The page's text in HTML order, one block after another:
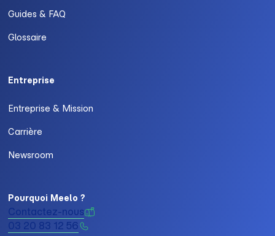
Guides & FAQ
Glossaire
Entreprise
Entreprise & Mission
Carrière
Newsroom
Pourquoi Meelo ?
Contactez-nous
03 20 83 12 56